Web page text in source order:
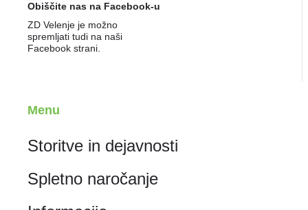
Obiščite nas na Facebook-u
ZD Velenje je možno
spremljati tudi na naši
Facebook strani.
Menu
Storitve in dejavnosti
Spletno naročanje